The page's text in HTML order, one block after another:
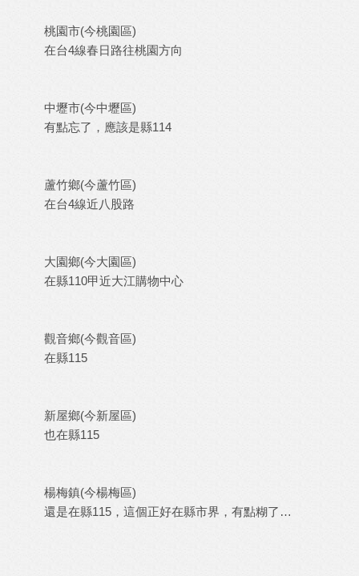
桃園市(今桃園區)
在台4線春日路往桃園方向
中壢市(今中壢區)
有點忘了，應該是縣114
蘆竹鄉(今蘆竹區)
在台4線近八股路
大園鄉(今大園區)
在縣110甲近大江購物中心
觀音鄉(今觀音區)
在縣115
新屋鄉(今新屋區)
也在縣115
楊梅鎮(今楊梅區)
還是在縣115，這個正好在縣市界，有點糊了…